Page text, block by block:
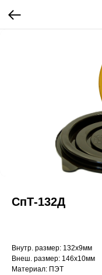
СпТ-132Д
Внутр. размер: 132х9мм
Внеш. размер: 146х10мм
Материал: ПЭТ